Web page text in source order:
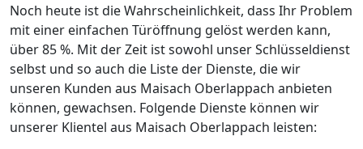
Noch heute ist die Wahrscheinlichkeit, dass Ihr Problem
mit einer einfachen Türöffnung gelöst werden kann,
über 85 %. Mit der Zeit ist sowohl unser Schlüsseldienst
selbst und so auch die Liste der Dienste, die wir
unseren Kunden aus Maisach Oberlappach anbieten
können, gewachsen. Folgende Dienste können wir
unserer Klientel aus Maisach Oberlappach leisten: